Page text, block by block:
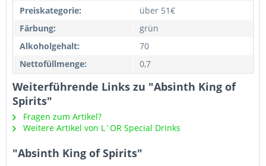
Preiskategorie:
über 51€
Färbung:
grün
Alkoholgehalt:
70
Nettofüllmenge:
0,7
Weiterführende Links zu "Absinth King of
Spirits"
Fragen zum Artikel?
Weitere Artikel von L`OR Special Drinks
"Absinth King of Spirits"